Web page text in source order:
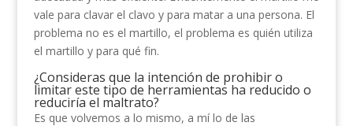
vale para clavar el clavo y para matar a una persona. El
problema no es el martillo, el problema es quién utiliza
el martillo y para qué fin.
¿Consideras que la intención de prohibir o
limitar este tipo de herramientas ha reducido o
reduciría el maltrato?
Es que volvemos a lo mismo, a mí lo de las